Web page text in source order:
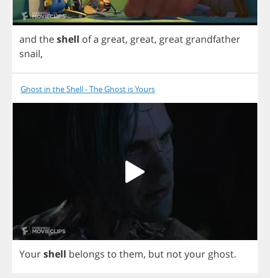
and theshell ofa great, great, great grandfather
snail,
Ghost in the Shell - The Ghost is Yours
Yourshell belongs to them, but notyour ghost.